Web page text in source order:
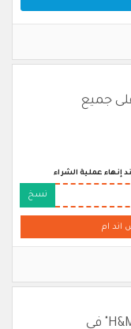
على جميع
إنهاء عملية الشراء
نسخ
اند ام
15% كوبون اتش اند ام "H&M" في